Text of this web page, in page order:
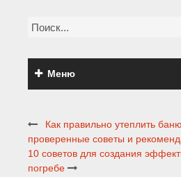
Меню
Как правильно утеплить
проверенные советы и
10 советов для создания
погребе